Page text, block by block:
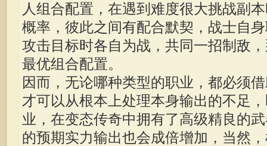
人组合配置，在遇到难度很大挑战副
概率，彼此之间有配合默契，战士自
攻击目标时各自为战，共同一招制敌
最优组合配置。
因而，无论哪种类型的职业，都必须
才可以从根本上处理本身输出的不足
业，在变态传奇中拥有了高级精良的
的预期实力输出也会成倍增加，当然